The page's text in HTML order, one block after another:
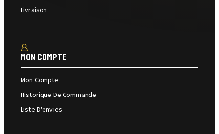
Livraison
Mon Compte
Mon Compte
Historique De Commande
Liste D'envies